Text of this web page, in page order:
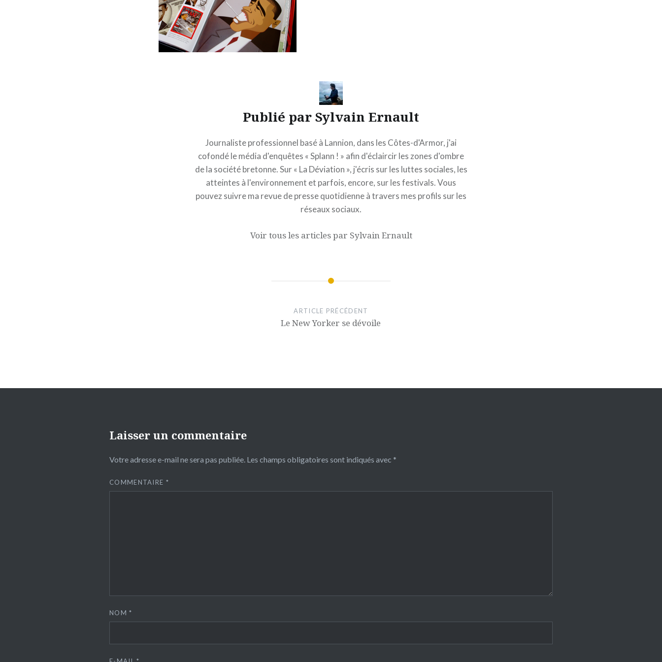
Publié parSylvain Ernault
Journaliste professionnel basé à Lannion, dans les Côtes-d'Armor, j'ai
cofondé le média d'enquêtes « Splann ! » afin d'éclaircir les zones d'ombre
de la société bretonne. Sur « La Déviation », j'écris sur les luttes sociales, les
atteintes à l'environnement et parfois, encore, sur les festivals. Vous
pouvez suivre ma revue de presse quotidienne à travers mes profils sur les
réseaux sociaux.
Voir tous les articles par Sylvain Ernault
ARTICLE PRÉCÉDENT
Le New Yorker se dévoile
Laisser un commentaire
Votre adresse e-mail ne sera pas publiée. Les champs obligatoires sont indiqués avec *
COMMENTAIRE *
NOM*